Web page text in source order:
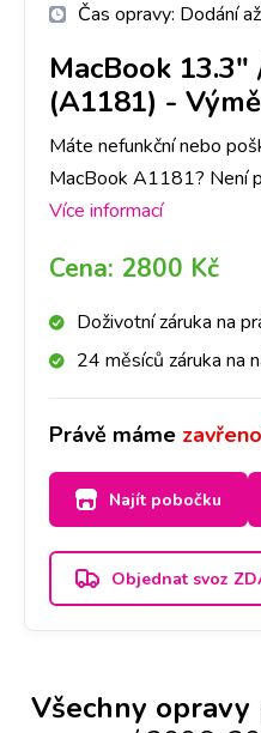
Čas opravy: Dodání
MacBook
(A1181) -
Máte nefunkční nebo
MacBook A1181? Není
Doporučujeme si však
Více informací
Cena: 2800 Kč
Doživotní záruka na
24 měsíců záruka na
Právě máme
Najít pobočku
Objednat svoz
Všechny opravy